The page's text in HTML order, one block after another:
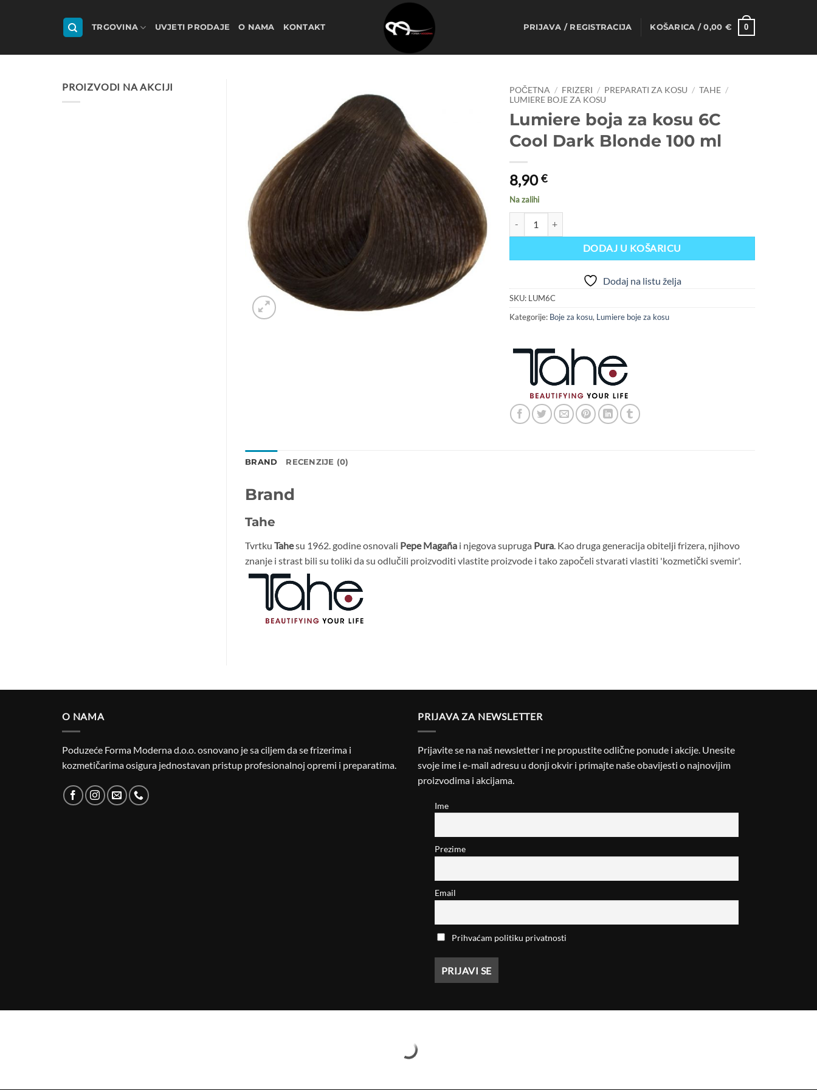
TRGOVINA UVJETI PRODAJE O NAMA KONTAKT PRIJAVA / REGISTRACIJA KOŠARICA /0,00 € 0
PROIZVODI NA AKCIJI POČETNA / FRIZERI / PREPARATI ZA KOSU / TAHE /
LUMIERE BOJE ZA KOSU
Lumiere boja za kosu 6C
Cool Dark Blonde 100 ml
8,90€
Na zalihi
DODAJ U KOŠARICU
Dodaj na listu želja
SKU: LUM6C
Kategorije: Boje za kosu, Lumiere boje za kosu
BRAND RECENZIJE (0)
Brand
Tahe
Tvrtku Tahesu 1962. godine osnovali Pepe Magaña i njegova supruga Pura. Kao druga generacija obitelji frizera, njihovo
znanje i strast bili su toliki da su odlučili proizvoditi vlastite proizvode i tako započeli stvarati vlastiti 'kozmetički svemir'.
O NAMA
Poduzeće Forma Moderna d.o.o. osnovano je sa ciljem da se frizerima i
kozmetičarima osigura jednostavan pristup profesionalnoj opremi i preparatima.
PRIJAVA ZA NEWSLETTER
Prijavite se na naš newsletter i ne propustite odlične ponude i akcije. Unesite
svoje ime i e-mail adresu u donji okvir i primajte naše obavijesti o najnovijim
proizvodima i akcijama.
Ime
Prezime
Email
Prihvaćam politiku privatnosti